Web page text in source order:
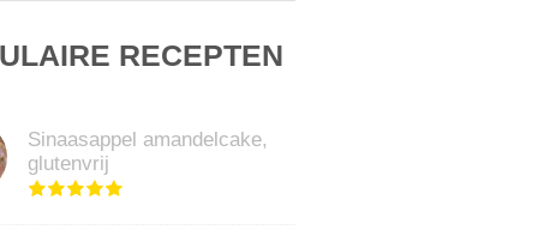
RECEPTEN
Sinaasappel amandelcake,
glutenvrij